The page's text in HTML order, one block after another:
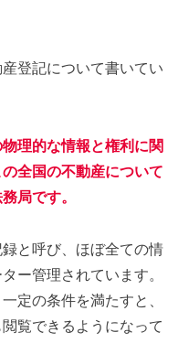
登記について書いてい
理的な情報と権利に関
全国の不動産について
局です。
と呼び、ほぼ全ての情
ー管理されています。
定の条件を満たすと、
覧できるようになって